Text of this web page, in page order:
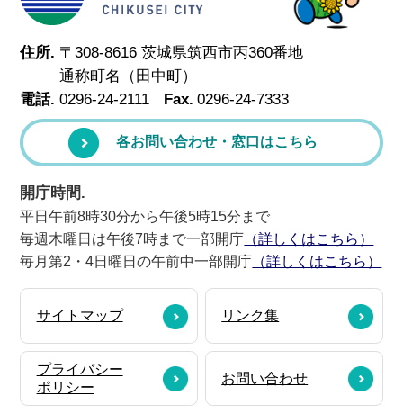
住所. 〒308-8616 茨城県筑西市丙360番地
通称町名（田中町）
電話. 0296-24-2111 Fax. 0296-24-7333
各お問い合わせ・窓口はこちら
開庁時間.
平日午前8時30分から午後5時15分まで
毎週木曜日は午後7時まで一部開庁 （詳しくはこちら）
毎月第2・4日曜日の午前中一部開庁 （詳しくはこちら）
サイトマップ リンク集
プライバシー
ポリシー
お問い合わせ